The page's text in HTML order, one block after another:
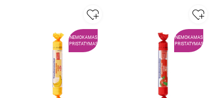
NEMOKAMAS
PRISTATYMAS
NEMOKAMAS
PRISTATYMAS